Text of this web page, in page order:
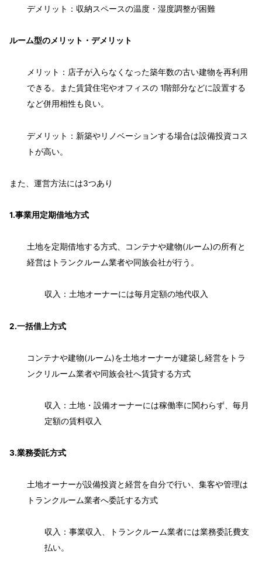
デメリット：収納スペースの温度・湿度調整が困難
ルーム型のメリット・デメリット
メリット：店子が入らなくなった築年数の古い建物を再利用
できる。また賃貸住宅やオフィスの 1階部分などに設置する
など併用相性も良い。
デメリット：新築やリノベーションする場合は設備投資コス
トが高い。
また、運営方法には3つあり
1.事業用定期借地方式
土地を定期借地する方式、コンテナや建物(ルーム)の所有と
経営はトランクルーム業者や同族会社が行う。
収入：土地オーナーには毎月定額の地代収入
2.一括借上方式
コンテナや建物(ルーム)を土地オーナーが建築し経営をトラ
ンクリルーム業者や同族会社へ賃貸する方式
収入：土地・設備オーナーには稼働率に関わらず、毎月
定額の賃料収入
3.業務委託方式
土地オーナーが設備投資と経営を自分で行い、集客や管理は
トランクルーム業者へ委託する方式
収入：事業収入、トランクルーム業者には業務委託費支
払い。